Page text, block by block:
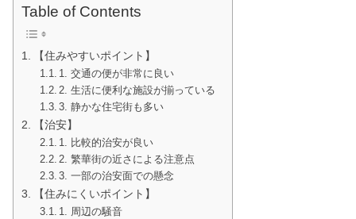
Table of Contents
【住みやすいポイント】
1. 交通の便が非常に良い
2. 生活に便利な施設が揃っている
3. 静かな住宅街も多い
【治安】
1. 比較的治安が良い
2. 繁華街の近さによる注意点
3. 一部の治安面での懸念
【住みにくいポイント】
1. 周辺の騒音